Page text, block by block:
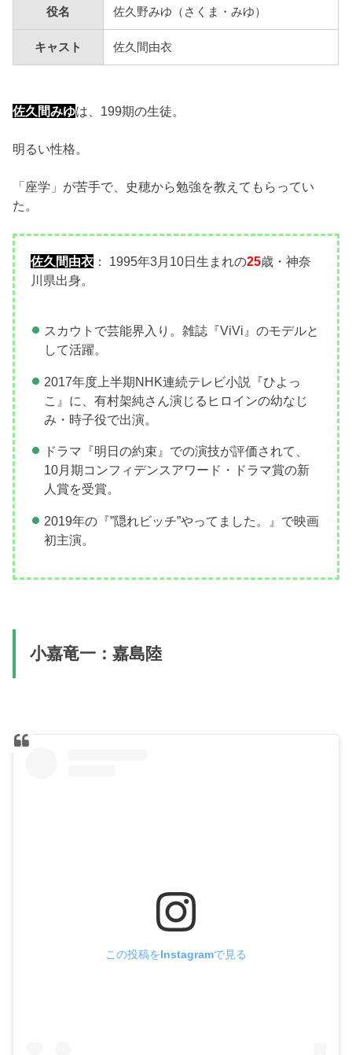
役名 佐久野みゆ（さくま・みゆ）
キャスト 佐久間由衣
佐久間みゆは、199期の生徒。
明るい性格。
「座学」が苦手で、史穂から勉強を教えてもらってい
た。
佐久間由衣 ： 1995年3月10日生まれの25歳・神奈
川県出身。
スカウトで芸能界入り。雑誌『ViVi』のモデルと
して活躍。
2017年度上半期NHK連続テレビ小説『ひよっ
こ』に、有村架純さん演じるヒロインの幼なじ
み・時子役で出演。
ドラマ『明日の約束』での演技が評価されて、
10月期コンフィデンスアワード・ドラマ賞の新
人賞を受賞。
2019年の『”隠れビッチ”やってました。』で映画
初主演。
小嘉竜一：嘉島陸
この投稿をInstagramで見る